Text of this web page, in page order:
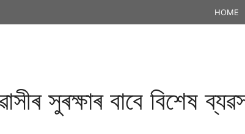
HOME
সুৰক্ষাৰ বাবে বিশেষ